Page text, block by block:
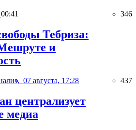
00:41 346
Тебриза:
и
07 августа, 17:28 437
централизует
медиа